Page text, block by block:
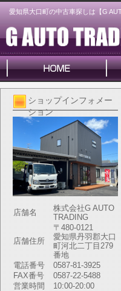
愛知県大口町の中古車探しは【G
ショップインフォメー
ション
店舗名
株式会社G AUTO
TRADING
店舗住所
〒480-0121
愛知県丹羽郡大口
町河北二丁目279
番地
電話番号
0587-81-3925
FAX番号
0587-22-5488
営業時間
10:00-20:00